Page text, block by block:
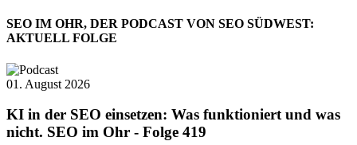
SEO IM OHR, DER PODCAST VON SEO SÜDWEST:
AKTUELL FOLGE
01. August 2026
KI in der SEO einsetzen: Was funktioniert und was
nicht. SEO im Ohr - Folge 419